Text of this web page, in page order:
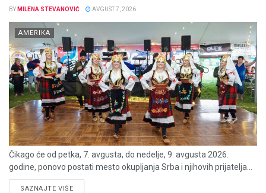
BY MILENA STEVANOVIĆ AVGUST 7, 2026
AMERIKA
Čikago će od petka, 7. avgusta, do nedelje, 9. avgusta 2026.
godine, ponovo postati mesto okupljanja Srba i njihovih prijatelja...
SAZNAJTE VIŠEDETAILS